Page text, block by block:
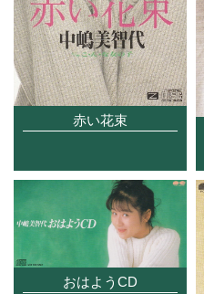
赤い花束
おはようCD